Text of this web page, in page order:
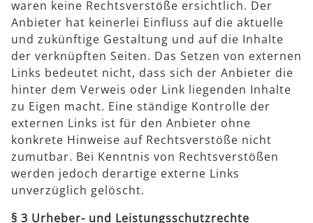
waren keine Rechtsverstöße ersichtlich. Der
Anbieter hat keinerlei Einfluss auf die aktuelle
und zukünftige Gestaltung und auf die Inhalte
der verknüpften Seiten. Das Setzen von externen
Links bedeutet nicht, dass sich der Anbieter die
hinter dem Verweis oder Link liegenden Inhalte
zu Eigen macht. Eine ständige Kontrolle der
externen Links ist für den Anbieter ohne
konkrete Hinweise auf Rechtsverstöße nicht
zumutbar. Bei Kenntnis von Rechtsverstößen
werden jedoch derartige externe Links
unverzüglich gelöscht.
§ 3 Urheber- und Leistungsschutzrechte